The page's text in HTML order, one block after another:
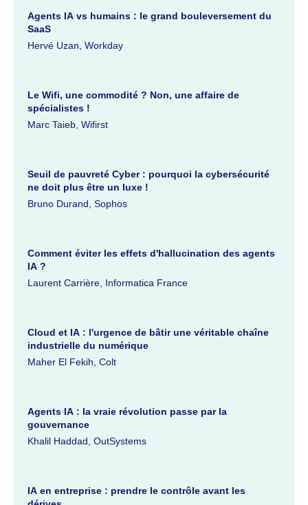
Agents IA vs humains : le grand bouleversement du
SaaS
Hervé Uzan, Workday
Le Wifi, une commodité ? Non, une affaire de
spécialistes !
Marc Taieb, Wifirst
Seuil de pauvreté Cyber : pourquoi la cybersécurité
ne doit plus être un luxe !
Bruno Durand, Sophos
Comment éviter les effets d'hallucination des agents
IA ?
Laurent Carrière, Informatica France
Cloud et IA : l'urgence de bâtir une véritable chaîne
industrielle du numérique
Maher El Fekih, Colt
Agents IA : la vraie révolution passe par la
gouvernance
Khalil Haddad, OutSystems
IA en entreprise : prendre le contrôle avant les